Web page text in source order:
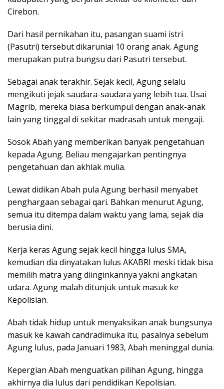
Cirebon.
Dari hasil pernikahan itu, pasangan suami istri
(Pasutri) tersebut dikaruniai 10 orang anak. Agung
merupakan putra bungsu dari Pasutri tersebut.
Sebagai anak terakhir. Sejak kecil, Agung selalu
mengikuti jejak saudara-saudara yang lebih tua. Usai
Magrib, mereka biasa berkumpul dengan anak-anak
lain yang tinggal di sekitar madrasah untuk mengaji.
Sosok Abah yang memberikan banyak pengetahuan
kepada Agung. Beliau mengajarkan pentingnya
pengetahuan dan akhlak mulia.
Lewat didikan Abah pula Agung berhasil menyabet
penghargaan sebagai qari. Bahkan menurut Agung,
semua itu ditempa dalam waktu yang lama, sejak dia
berusia dini.
Kerja keras Agung sejak kecil hingga lulus SMA,
kemudian dia dinyatakan lulus AKABRI meski tidak bisa
memilih matra yang diinginkannya yakni angkatan
udara. Agung malah ditunjuk untuk masuk ke
Kepolisian.
Abah tidak hidup untuk menyaksikan anak bungsunya
masuk ke kawah candradimuka itu, pasalnya sebelum
Agung lulus, pada Januari 1983, Abah meninggal dunia.
Kepergian Abah menguatkan pilihan Agung, hingga
akhirnya dia lulus dari pendidikan Kepolisian.